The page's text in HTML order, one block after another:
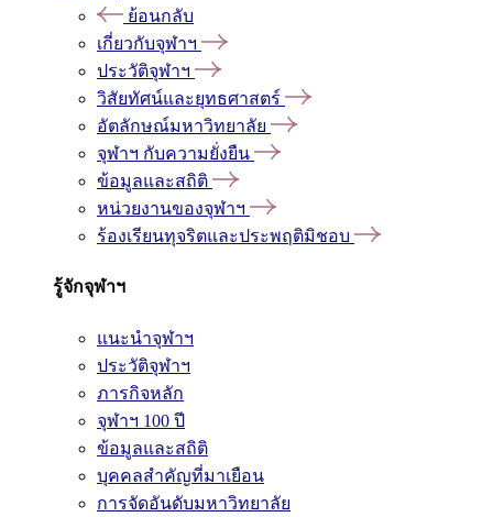
ย้อนกลับ
เกี่ยวกับจุฬาฯ
ประวัติจุฬาฯ
วิสัยทัศน์และยุทธศาสตร์
อัตลักษณ์มหาวิทยาลัย
จุฬาฯ กับความยั่งยืน
ข้อมูลและสถิติ
หน่วยงานของจุฬาฯ
ร้องเรียนทุจริตและประพฤติมิชอบ
รู้จักจุฬาฯ
แนะนำจุฬาฯ
ประวัติจุฬาฯ
ภารกิจหลัก
จุฬาฯ 100 ปี
ข้อมูลและสถิติ
บุคคลสำคัญที่มาเยือน
การจัดอันดับมหาวิทยาลัย